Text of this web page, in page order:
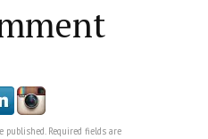
Required fields are